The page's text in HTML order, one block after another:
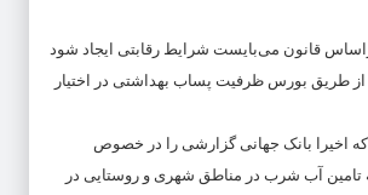
براساس قانون می‌بایست شرایط رقابتی ایجاد شود
طریق بورس ظرفیت پساب بهداشتی در اختیار
اخیرا بانک جهانی گزارشی را در خصوص
آب شرب در مناطق شهری و روستایی در